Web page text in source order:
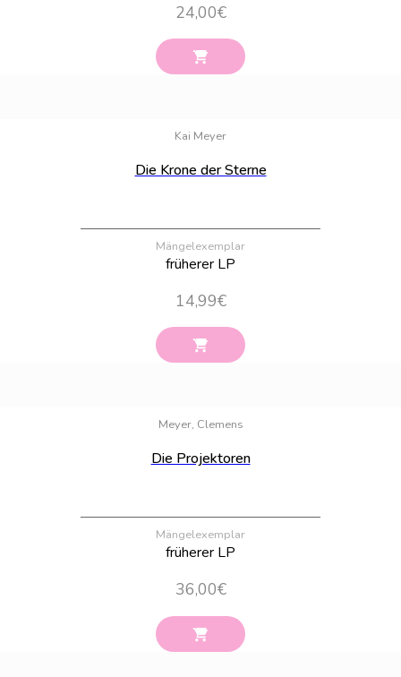
24,00€
Kai Meyer
Die Krone der Sterne
Mängelexemplar
früherer LP
14,99€
Meyer, Clemens
Die Projektoren
Mängelexemplar
früherer LP
36,00€